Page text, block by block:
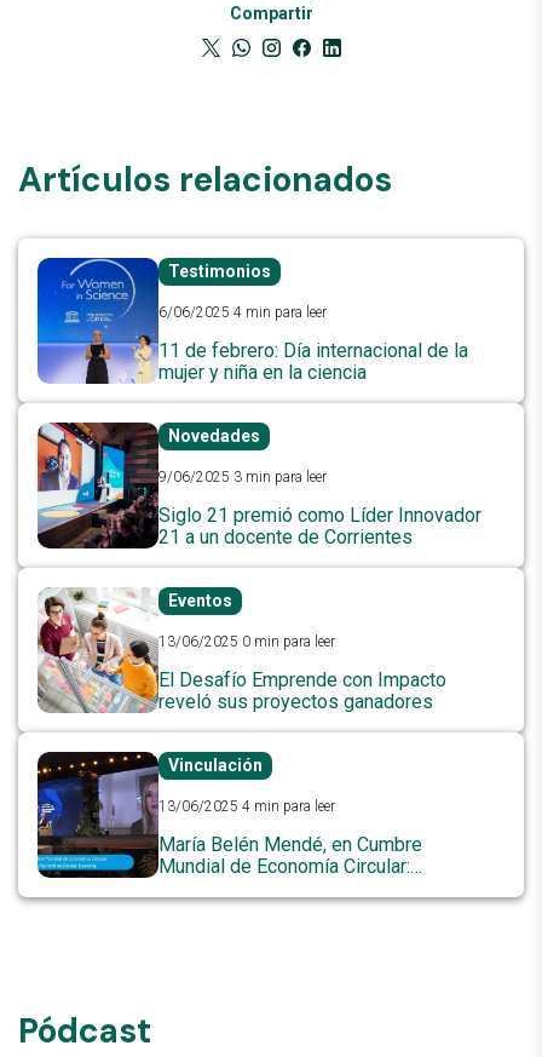
Compartir
Artículos relacionados
Testimonios
6/06/2025 4 min para leer
11 de febrero: Día internacional de la
mujer y niña en la ciencia
Novedades
9/06/2025 3 min para leer
Siglo 21 premió como Líder Innovador
21 a un docente de Corrientes
Eventos
13/06/2025 0 min para leer
El Desafío Emprende con Impacto
reveló sus proyectos ganadores
Vinculación
13/06/2025 4 min para leer
María Belén Mendé, en Cumbre
Mundial de Economía Circular:
para convertir los conceptos en
Pódcast